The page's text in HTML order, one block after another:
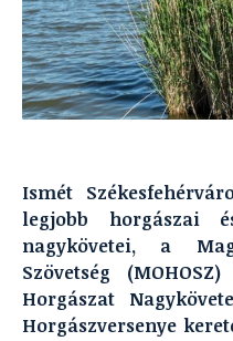
Ismét
legjobb horgászai
nagykövetei, a
Szövetség
Horgászat
Horgászversenye